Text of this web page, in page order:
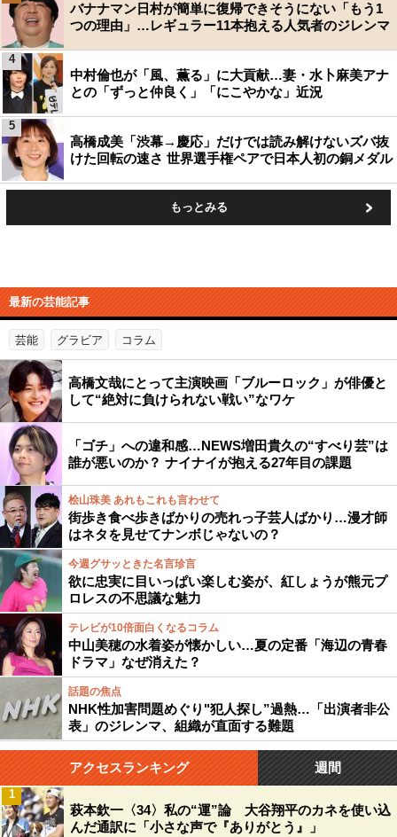
バナナマン日村が簡単に復帰できそうにない「もう1
つの理由」…レギュラー11本抱える人気者のジレンマ
中村倫也が「風、薫る」に大貢献…妻・水卜麻美アナ
との「ずっと仲良く」「にこやかな」近況
4
高橋成美「渋幕→慶応」だけでは読み解けないズバ抜
けた回転の速さ 世界選手権ペアで日本人初の銅メダル
5
もっとみる
最新の芸能記事
芸能 グラビア コラム
高橋文哉にとって主演映画「ブルーロック」が俳優と
して“絶対に負けられない戦い”なワケ
「ゴチ」への違和感…NEWS増田貴久の“すべり芸”は
誰が悪いのか？ ナイナイが抱える27年目の課題
桧山珠美 あれもこれも言わせて
街歩き食べ歩きばかりの売れっ子芸人ばかり…漫才師
はネタを見せてナンボじゃないの？
今週グサッときた名言珍言
欲に忠実に目いっぱい楽しむ姿が、紅しょうが熊元プ
ロレスの不思議な魅力
テレビが10倍面白くなるコラム
中山美穂の水着姿が懐かしい…夏の定番「海辺の青春
ドラマ」なぜ消えた？
話題の焦点
NHK性加害問題めぐり"犯人探し”過熱…「出演者非公
表」のジレンマ、組織が直面する難題
アクセスランキング 週間
萩本欽一〈34〉私の“運”論 大谷翔平のカネを使い込
んだ通訳に「小さな声で『ありがとう』」
1